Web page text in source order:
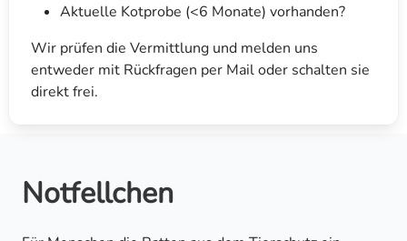
Aktuelle Kotprobe (<6 Monate) vorhanden?
Wir prüfen die Vermittlung und melden uns
entweder mit Rückfragen per Mail oder schalten sie
direkt frei.
Notfellchen